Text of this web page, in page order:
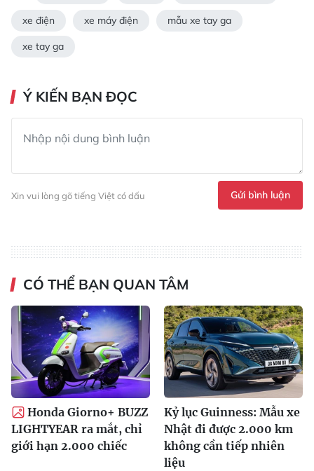
xe điện xe máy điện mẫu xe tay ga
xe tay ga
Ý KIẾN BẠN ĐỌC
Xin vui lòng gõ tiếng Việt có dấu Gửi bình luận
CÓ THỂ BẠN QUAN TÂM
Honda Giorno+ BUZZ
LIGHTYEAR ra mắt, chỉ
giới hạn 2.000 chiếc
Kỷ lục Guinness: Mẫu xe
Nhật đi được 2.000 km
không cần tiếp nhiên
liệu